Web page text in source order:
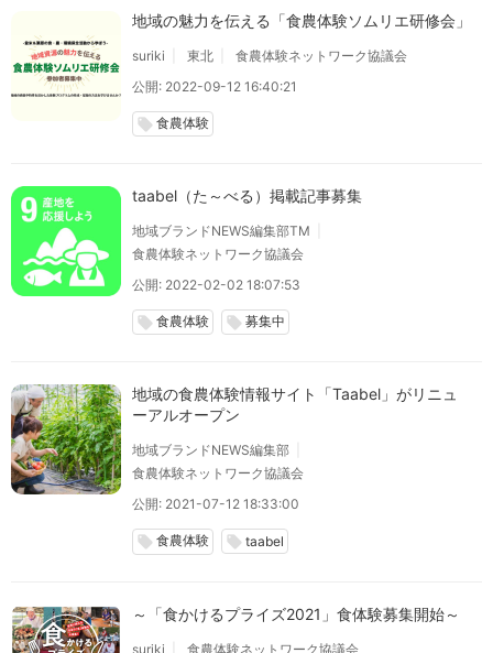
地域の魅力を伝える「食農体験ソムリエ研修会」
suriki 東北
食農体験ネットワーク協議会
公開: 2022-09-12 16:40:21
local_offer 食農体験
taabel（た～べる）掲載記事募集
地域ブランドNEWS編集部TM
食農体験ネットワーク協議会
公開: 2022-02-02 18:07:53
local_offer 食農体験 local_offer 募集中
地域の食農体験情報サイト「Taabel」がリニュ
ーアルオープン
地域ブランドNEWS編集部
食農体験ネットワーク協議会
公開: 2021-07-12 18:33:00
local_offer 食農体験 local_offer taabel
～「食かけるプライズ2021」食体験募集開始～
suriki 食農体験ネットワーク協議会